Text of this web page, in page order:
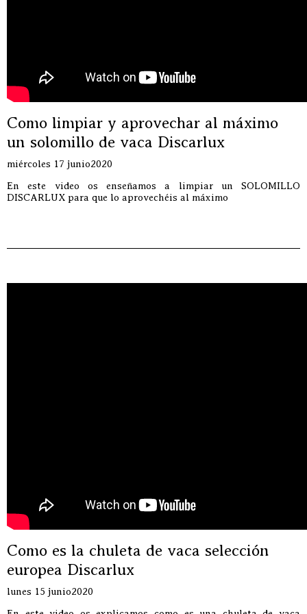
Como limpiar y aprovechar al máximo
un solomillo de vaca Discarlux
miércoles 17 junio2020
En este video os enseñamos a limpiar un SOLOMILLO
DISCARLUX para que lo aprovechéis al máximo
Como es la chuleta de vaca selección
europea Discarlux
lunes 15 junio2020